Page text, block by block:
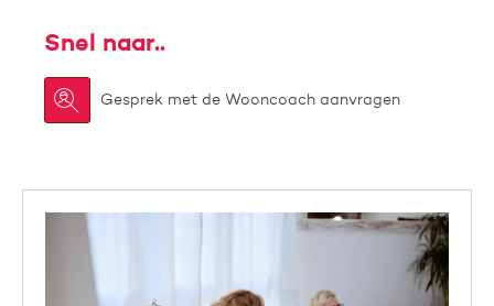
Snel naar..
 Gesprek met de Wooncoach aanvragen